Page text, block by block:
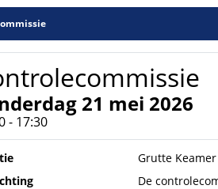
21 mei 2026
- 17:30
Grutte Keamer
De